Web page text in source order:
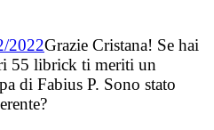
2022Grazie Cristana! Se hai
55 librick ti meriti un
di Fabius P. Sono stato